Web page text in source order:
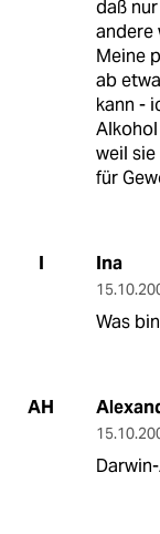
daß
andere
Meine
ab
kann -
weil
für
I Ina
Was
AH